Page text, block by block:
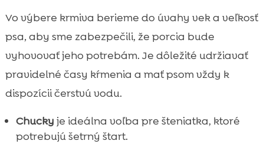
Vo výbere krmiva berieme do úvahy vek a veľkosť
psa, aby sme zabezpečili, že porcia bude
vyhovovať jeho potrebám. Je dôležité udržiavať
pravidelné časy kŕmenia a mať psom vždy k
dispozícii čerstvú vodu.
Chucky je ideálna voľba pre šteniatka, ktoré
potrebujú šetrný štart.